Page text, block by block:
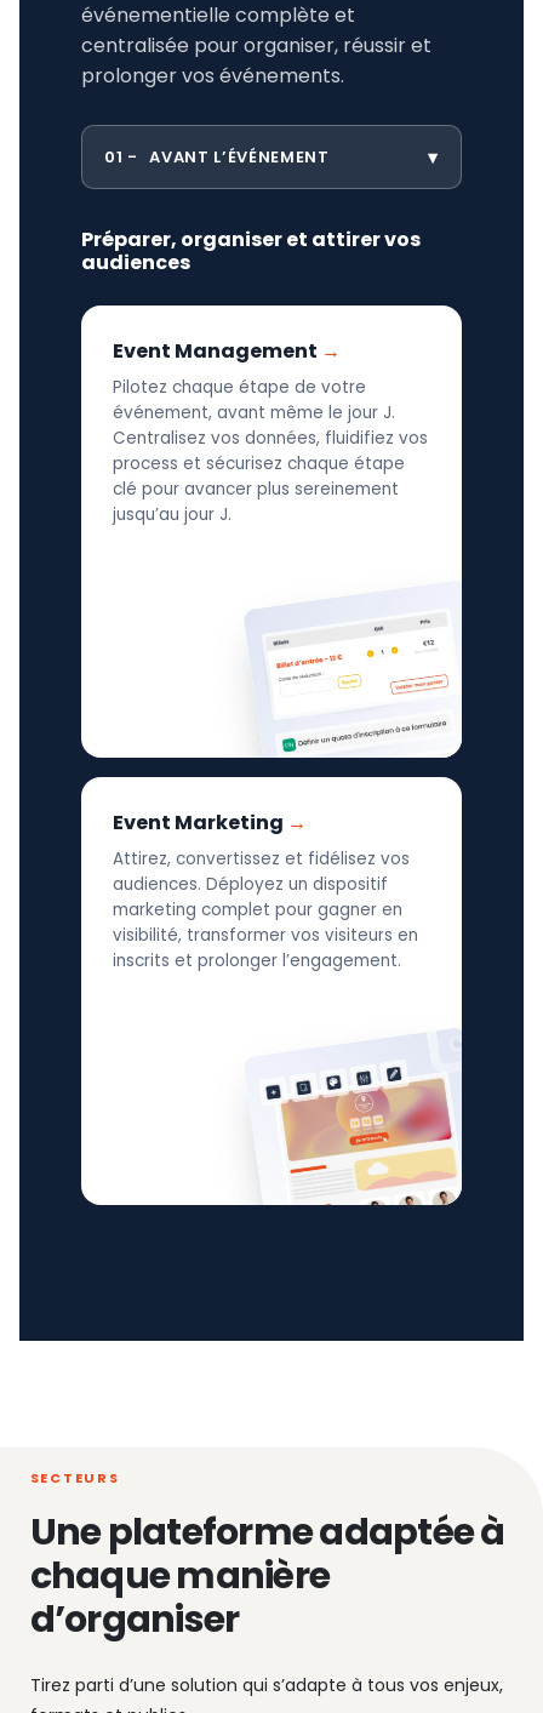
événementielle complète et
centralisée pour organiser, réussir et
prolonger vos événements.
01 AVANT L’ÉVÉNEMENT
Préparer, organiser et attirer vos
audiences
Event Management
Pilotez chaque étape de votre
événement, avant même le jour J.
Centralisez vos données, fluidifiez vos
process et sécurisez chaque étape
clé pour avancer plus sereinement
jusqu’au jour J.
Event Marketing
Attirez, convertissez et fidélisez vos
audiences. Déployez un dispositif
marketing complet pour gagner en
visibilité, transformer vos visiteurs en
inscrits et prolonger l’engagement.
SECTEURS
Une plateforme adaptée à
chaque manière
d’organiser
Tirez parti d’une solution qui s’adapte à tous vos enjeux,